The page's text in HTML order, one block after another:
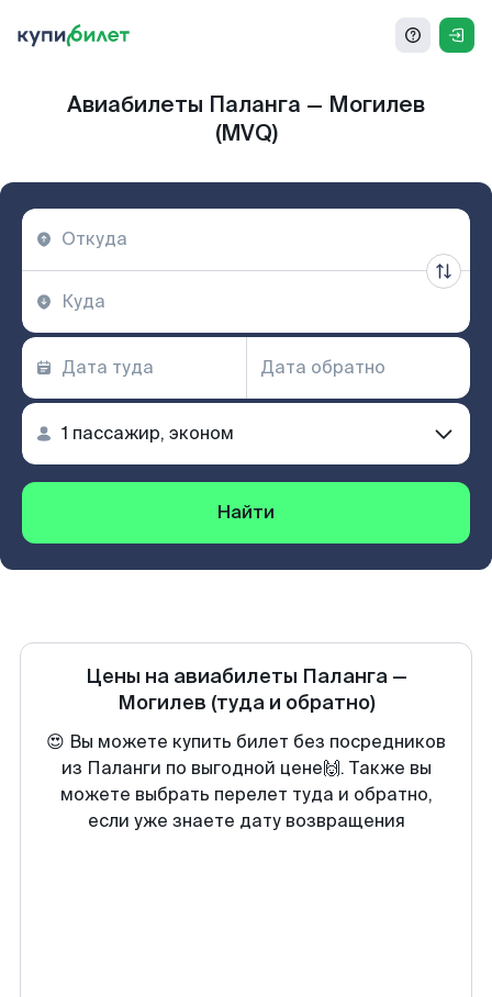
Авиабилеты Паланга — Могилев
(MVQ)
Найти
Цены на авиабилеты Паланга—
Могилев (туда и обратно)
😍 Вы можете купить билет без посредников
из Паланги по выгодной цене🙌. Также вы
можете выбрать перелет туда и обратно,
если уже знаете дату возвращения